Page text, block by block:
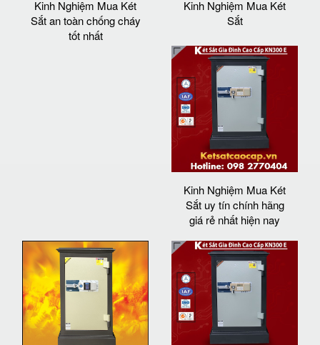
Kinh Nghiệm Mua Két
Sắt an toàn chống cháy
tốt nhất
Kinh Nghiệm Mua Két
Sắt
Kinh Nghiệm Mua Két
Sắt uy tín chính hãng
giá rẻ nhất hiện nay